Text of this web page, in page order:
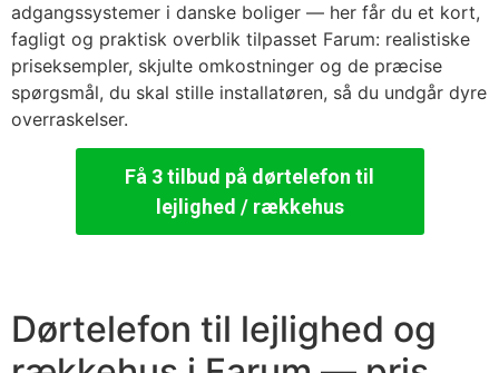
adgangssystemer i danske boliger — her får du et kort,
fagligt og praktisk overblik tilpasset Farum: realistiske
priseksempler, skjulte omkostninger og de præcise
spørgsmål, du skal stille installatøren, så du undgår dyre
overraskelser.
Få 3 tilbud på dørtelefon til
lejlighed / rækkehus
Dørtelefon til lejlighed og